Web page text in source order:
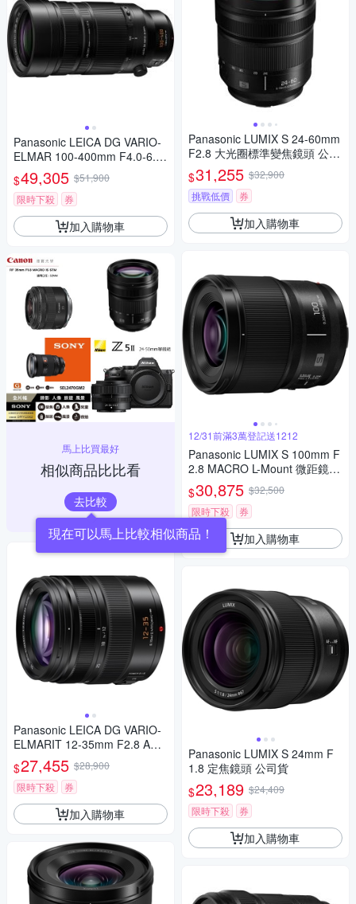
Panasonic LEICA DG VARIO-
ELMAR 100-400mm F4.0-6.3
II ASPH.POWER O.I.S. 超長焦
變焦鏡頭 公司貨 H-RSA10040
0G
$49,305 $51,900
限時下殺
券
加入購物車
馬上比買最好
相似商品比比看
去比較
現在可以馬上比較相似商品！
Panasonic LEICA DG VARIO-
ELMARIT 12-35mm F2.8 ASP
H.POWER O.I.S. 變焦鏡頭 公
司貨 H-ES12035
$27,455 $28,900
限時下殺
券
加入購物車
Panasonic LUMIX S 24-60mm
F2.8 大光圈標準變焦鏡頭 公司
貨 S-E2460GC
$31,255 $32,900
挑戰低價
券
加入購物車
12/31前滿3萬登記送1212
Panasonic LUMIX S 100mm F
2.8 MACRO L-Mount 微距鏡頭
公司貨 S-E100
$30,875 $32,500
限時下殺
券
加入購物車
Panasonic LUMIX S 24mm F
1.8 定焦鏡頭 公司貨
$23,189 $24,409
限時下殺
券
加入購物車